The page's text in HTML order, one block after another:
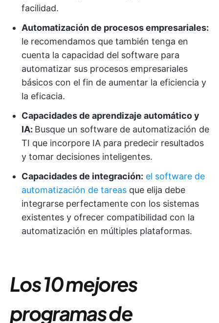
facilidad.
Automatización de procesos empresariales:
le recomendamos que también tenga en
cuenta la capacidad del software para
automatizar sus procesos empresariales
básicos con el fin de aumentar la eficiencia y
la eficacia.
Capacidades de aprendizaje automático y
IA: Busque un software de automatización de
TI que incorpore IA para predecir resultados
y tomar decisiones inteligentes.
Capacidades de integración: el software de
automatización de tareas que elija debe
integrarse perfectamente con los sistemas
existentes y ofrecer compatibilidad con la
automatización en múltiples plataformas.
Los 10 mejores
programas de